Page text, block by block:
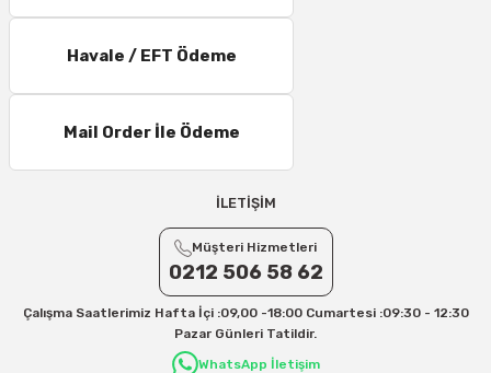
Havale / EFT Ödeme
Mail Order İle Ödeme
İLETİŞİM
Müşteri Hizmetleri
0212 506 58 62
Çalışma Saatlerimiz Hafta İçi :09,00 -18:00 Cumartesi :09:30 - 12:30
Pazar Günleri Tatildir.
WhatsApp İletişim